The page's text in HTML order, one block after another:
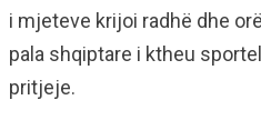
i mjeteve krijoi radhë dhe
pala shqiptare i ktheu
pritjeje.